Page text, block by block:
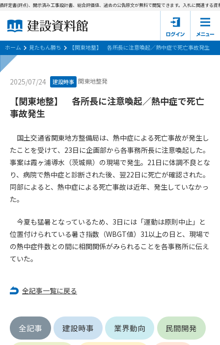
建設資料館とは
会員登録について
サポーター会員一覧
会社概要 お問い合わせ
書(評点)、開示済み工事設計書、総合評価値、過去の公告原文が無料で閲覧できます。入札に関連する資
ホーム 見たもん勝ち 【関東地整】 各所長に注意喚起／熱中症で死亡事故発生
2025/07/24 建設時事 関東地整発
【関東地整】 各所長に注意喚起／熱中症で死亡
事故発生
国土交通省関東地方整備局は、熱中症による死亡事故が発生し
たことを受けて、23日に企画部から各事務所長に注意喚起した。
事案は霞ヶ浦導水（茨城県）の現場で発生。21日に体調不良とな
り、病院で熱中症と診断された後、翌22日に死亡が確認された。
同部によると、熱中症による死亡事故は近年、発生していなかっ
た。
今夏も猛暑となっているため、3日には「運動は原則中止」と
位置付けられている暑さ指数（WBGT値）31以上の日と、現場で
の熱中症件数との間に相関関係がみられることを各事務所に伝え
ていた。
全記事一覧に戻る
全記事 建設時事 業界動向 民間開発
パスワードの再発行
第1条（規約の目的）
会員サービスの利用条件等について定めるものです。
2. 管理者が建設資料館WEB上で随時掲載するルールは本規約の
一部を構成するものとします。
第2条（規約の変更）
ちに全ての会員が了承したものとみなします。
第4条（会員審査および資格の取り消し）
会員とは、本規約を承諾の上、所定の会員申込手続きを完了
後、管理者がこれを承認した者をいいます。
1. 管理者は前条により審査の結果、会員申込みをした者が以下
員としての権限を承認しないことがあります。
(1) 会員申し込みをした者が実在しなかった場合
(2) 本規約に違反した場合/li>